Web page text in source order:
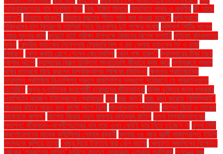
অধিনায়কত্বের নাম অনুমিত ছিল কিছু ইঙ্গিত মিলছে কিডনিতে পাথর ও করণীয় কী আছে
তাতে? কীভাবে খাবেন? কীভাবে বুঝবেন শীতে পানি কম খাওয়া হচ্ছে? কুড়িগ্রামে
দরিদ্রদের চাল বিতরণের তালিকা নিয়ে বিএনপির দুই পক্ষের সংঘর্ষ কুমিল্লা সিটির সাবেক
মেয়র সূচনার জমি কুয়েটে ভর্তি পরীক্ষা উপলক্ষে বিমানের বিশেষ ফ্লাইট কৃত্রিম বুদ্ধিমত্তা
কৃষক কেন্দ্রীয় ব্যাংকের নির্দেশনায় ট্রেজারি বিল ও বন্ড কেনায় ব্যাংকের ফি ও চার্জ
নির্ধারণ" কোন কথায় রেগে গেলেন জেলেনস্কি কোন পক্ষ হারল? ক্যানসারের টিকা নিয়ে
আশার আলো ক্যান্সারের বিকল্প চিকিৎসা পদ্ধতিগুলি কীভাবে কাজ করে ক্লাসরুমে প্রথম
বর্ষের ছাত্রকে বিয়ে করলেন বিশ্ববিদ্যালয় শিক্ষিকা (ভিডিও) ক্ষমতার প্রাতিষ্ঠানিক
ভারসাম্য প্রতিষ্ঠায় বিএনপিসহ প্রধান রাজনৈতিক দলগুলো সংবিধানে যে পরিবর্তনগুলো
চেয়েছিল ক্ষুদ্র নৃ-তাত্বিক জনগোষ্ঠী চাকমাদের জীবনযাত্রা খনিজ চুক্তির জন্য শুক্রবার
ওয়াশিংটন যাচ্ছেন ইউক্রেনের প্রেসিডেন্ট খবর খরচ কত? খরচ বহন করেছে বিসিসিআই"
খাওয়ার বাইরে আরও কত কাজে লাগে ডিম! খাদ্যাভ্যাসে পরিবর্তন খালেদা জিয়া ও তারেক
রহমানকে খালাস'' খালেদা জিয়ার নতুন মামলার কার্যক্রম বাতিল খুলনা বিশ্ববিদ্যালয়ের
স্থাপনা: জীবনানন্দ–জগদীশচন্দ্রের নাম মুছে এখন কেউই দায় নিতে চাচ্ছেন না খুলনা সিটি
করপোরেশনের সাবেক কাউন্সিলর গোলাম রব্বানী খুলনায় ৭৪ বছর বয়সী সাজাপ্রাপ্ত ইউপি
সদস্যকে কুপিয়ে হত্যা খেজুর দিয়ে ইফতার করা কেন ভালো খেলাফত মজলিসের বিক্ষোভ:
ধর্ষকের ‘প্রকাশ্যে শাস্তি’ দাবিতে বায়তুল মোকাররম এলাকায় প্রতিবাদ গণতন্ত্র মঞ্চ